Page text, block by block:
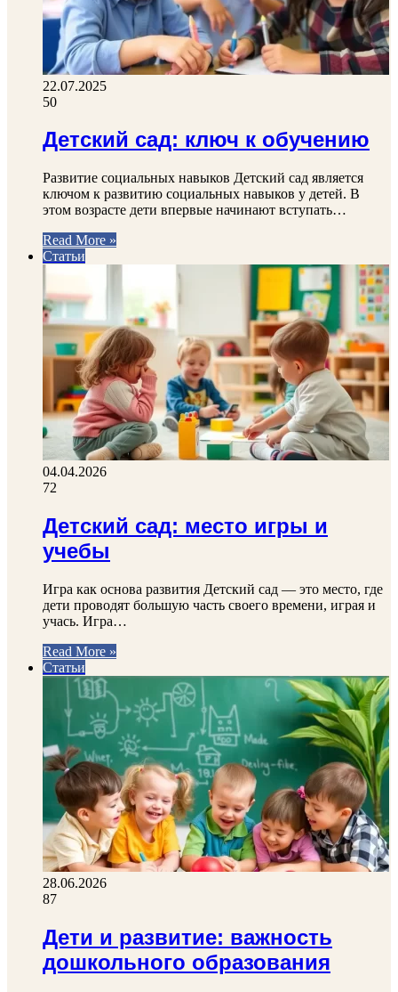
22.07.2025
50
Детский сад: ключ к обучению
Развитие социальных навыков Детский сад является
ключом к развитию социальных навыков у детей. В
этом возрасте дети впервые начинают вступать…
Read More »
Статьи
04.04.2026
72
Детский сад: место игры и
учебы
Игра как основа развития Детский сад — это место, где
дети проводят большую часть своего времени, играя и
учась. Игра…
Read More »
Статьи
28.06.2026
87
Дети и развитие: важность
дошкольного образования